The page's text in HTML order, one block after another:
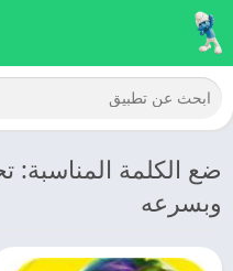
ضع الكلمة المناسبة:
وبسرعه